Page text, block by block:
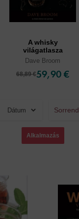
A whisky
világatlasza
Dave Broom
68,89 €59,90 €
Sorrend